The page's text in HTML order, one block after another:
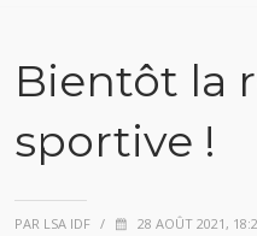
Bientôt la
sportive !
PAR LSA IDF / 28 AOÛT 2021,